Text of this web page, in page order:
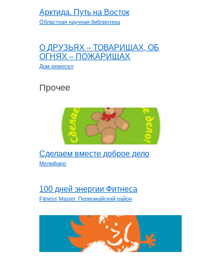
Арктида. Путь на Восток
Областная научная библиотека
О ДРУЗЬЯХ – ТОВАРИЩАХ, ОБ
ОГНЯХ – ПОЖАРИЩАХ
Дом ремесел
Прочее
Сделаем вместе доброе дело
Мелифаро
100 дней энергии Фитнеса
Fitness Master. Первомайский район